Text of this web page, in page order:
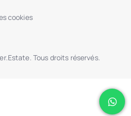
cookies
Tous droits réservés.